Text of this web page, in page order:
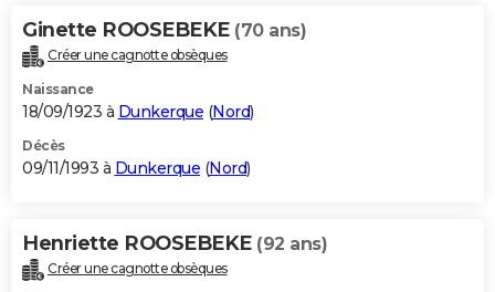
Ginette ROOSEBEKE (70 ans)
Créer une cagnotte obsèques
Naissance
18/09/1923 à Dunkerque (Nord)
Décès
09/11/1993 à Dunkerque (Nord)
Henriette ROOSEBEKE (92 ans)
Créer une cagnotte obsèques